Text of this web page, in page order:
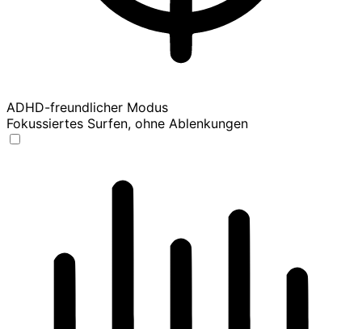
ADHD-freundlicher Modus
Fokussiertes Surfen, ohne Ablenkungen